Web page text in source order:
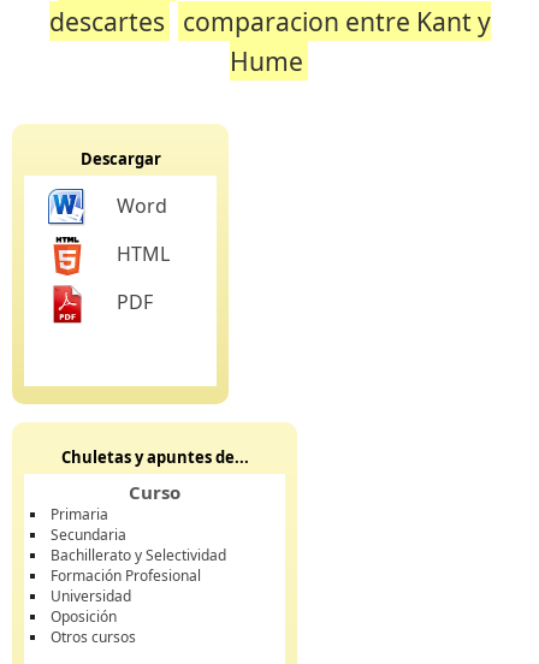
descartes comparacion entre Kant y
Hume
Descargar
Word
HTML
PDF
Chuletas y apuntes de...
Curso
Primaria
Secundaria
Bachillerato y Selectividad
Formación Profesional
Universidad
Oposición
Otros cursos